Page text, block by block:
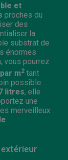
et
proches du
des
la
substrat de
énormes
vous pourrez
m2 tant
possible
litres, elle
une
merveilleux
extérieur